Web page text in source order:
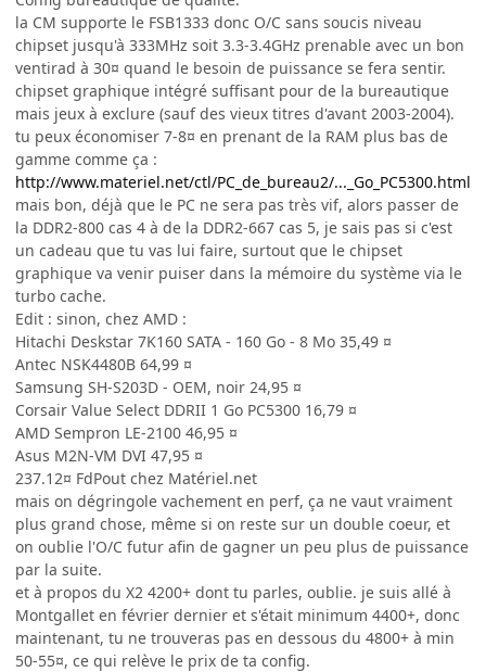
la CM supporte le FSB1333 donc O/C sans soucis niveau
chipset jusqu'à 333MHz soit 3.3-3.4GHz prenable avec un bon
ventirad à 30¤ quand le besoin de puissance se fera sentir.
chipset graphique intégré suffisant pour de la bureautique
mais jeux à exclure (sauf des vieux titres d'avant 2003-2004).
tu peux économiser 7-8¤ en prenant de la RAM plus bas de
gamme comme ça :
http://www.materiel.net/ctl/PC_de_bureau2/..._Go_PC5300.html
mais bon, déjà que le PC ne sera pas très vif, alors passer de
la DDR2-800 cas 4 à de la DDR2-667 cas 5, je sais pas si c'est
un cadeau que tu vas lui faire, surtout que le chipset
graphique va venir puiser dans la mémoire du système via le
turbo cache.
Edit : sinon, chez AMD :
Hitachi Deskstar 7K160 SATA - 160 Go - 8 Mo 35,49 ¤
Antec NSK4480B 64,99 ¤
Samsung SH-S203D - OEM, noir 24,95 ¤
Corsair Value Select DDRII 1 Go PC5300 16,79 ¤
AMD Sempron LE-2100 46,95 ¤
Asus M2N-VM DVI 47,95 ¤
237.12¤ FdPout chez Matériel.net
mais on dégringole vachement en perf, ça ne vaut vraiment
plus grand chose, même si on reste sur un double coeur, et
on oublie l'O/C futur afin de gagner un peu plus de puissance
par la suite.
et à propos du X2 4200+ dont tu parles, oublie. je suis allé à
Montgallet en février dernier et s'était minimum 4400+, donc
maintenant, tu ne trouveras pas en dessous du 4800+ à min
50-55¤, ce qui relève le prix de ta config.